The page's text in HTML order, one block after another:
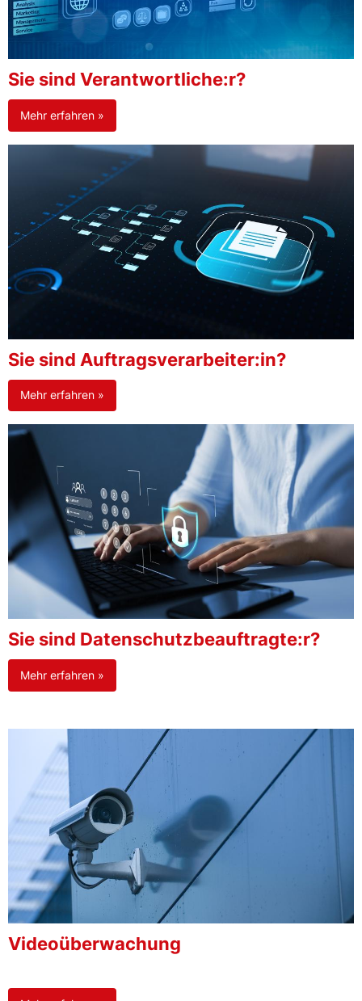
Sie sind Verantwortliche:r?
Mehr erfahren »
Sie sind Auftragsverarbeiter:in?
Mehr erfahren »
Sie sind Datenschutzbeauftragte:r?
Mehr erfahren »
Videoüberwachung